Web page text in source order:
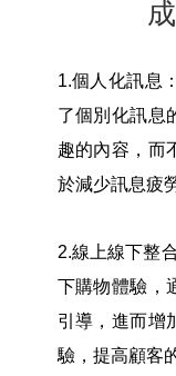
1.個人化訊息
了個別化訊息
趣的內容，而
於減少訊息疲
2.線上線下整
下購物體驗，
引導，進而增
驗，提高顧客